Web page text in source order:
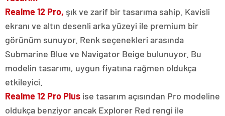
Realme 12 Pro, şık ve zarif bir tasarıma sahip. Kavisli
ekranı ve altın desenli arka yüzeyi ile premium bir
görünüm sunuyor. Renk seçenekleri arasında
Submarine Blue ve Navigator Beige bulunuyor. Bu
modelin tasarımı, uygun fiyatına rağmen oldukça
etkileyici.
Realme 12 Pro Plus ise tasarım açısından Pro modeline
oldukça benziyor ancak Explorer Red rengi ile